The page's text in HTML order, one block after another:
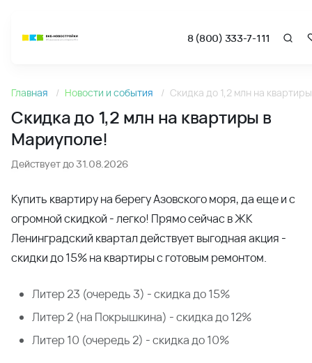
8 (800) 333-7-111
Новости
Главная Новости и события Скидка до 1,2 млн на
Скидка до 1,2 млн на квартиры в
Мариуполе!
Действует до 31.08.2026
Купить квартиру на берегу Азовского моря, да еще и с
огромной скидкой - легко! Прямо сейчас в ЖК
Ленинградский квартал действует выгодная акция -
скидки до 15% на квартиры с готовым ремонтом.
Литер 23 (очередь 3) - скидка до 15%
Литер 2 (на Покрышкина) - скидка до 12%
Литер 10 (очередь 2) - скидка до 10%